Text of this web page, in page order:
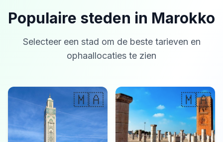
Populaire steden in Marokko
Selecteer een stad om de beste tarieven en
ophaallocaties te zien
🇲🇦 🇲🇦